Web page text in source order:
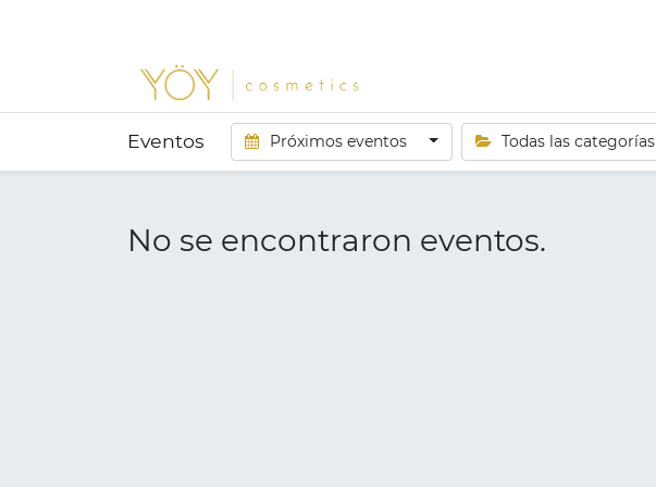
Eventos Próximos eventos Todas las categorías
No se encontraron eventos.